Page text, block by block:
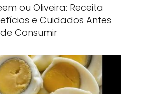
ou Oliveira: Receita
e Cuidados Antes
de Consumir